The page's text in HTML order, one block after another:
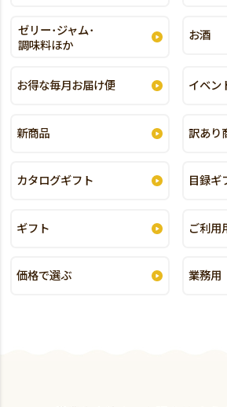
ゼリー･ジャム･
調味料ほか
お酒
お得な毎月お届け便 イベン
新商品 訳あり
カタログギフト 目録ギ
ギフト ご利用
価格で選ぶ 業務用